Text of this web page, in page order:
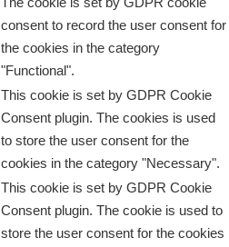
consent to record the user consent for
the cookies in the category
"Functional".
This cookie is set by GDPR Cookie
Consent plugin. The cookies is used
to store the user consent for the
cookies in the category "Necessary".
This cookie is set by GDPR Cookie
Consent plugin. The cookie is used to
store the user consent for the cookies